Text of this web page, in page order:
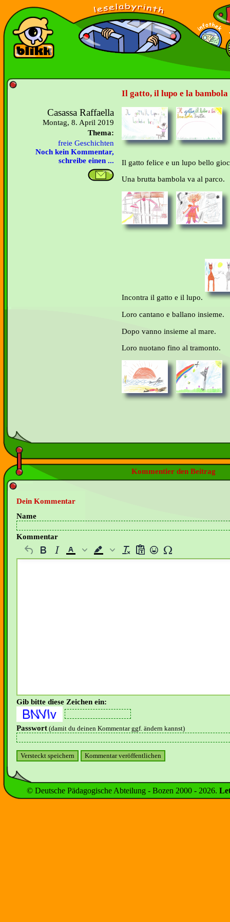
Il gatto, il lupo e la
Casassa Raffaella
Montag, 8. April 2019
Thema:
freie Geschichten
Noch kein Kommentar,
schreibe einen ...
Il gatto felice e un lupo bello
Una brutta bambola va al parco.
Incontra il gatto e il lupo.
Loro cantano e ballano insieme.
Dopo vanno insieme al mare.
Loro nuotano fino al tramonto.
Kommentier den Beitrag
Dein Kommentar
Name
Kommentar
Gib bitte diese Zeichen ein:
Passwort (damit du deinen Kommentar ggf. ändern kannst)
© Deutsche Pädagogische Abteilung - Bozen 2000 - 2026.